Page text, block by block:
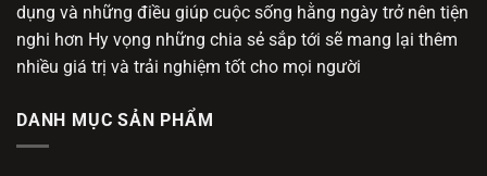
dụng và những điều giúp cuộc sống hằng ngày trở nên tiện
nghi hơn Hy vọng những chia sẻ sắp tới sẽ mang lại thêm
nhiều giá trị và trải nghiệm tốt cho mọi người
DANH MỤC SẢN PHẨM